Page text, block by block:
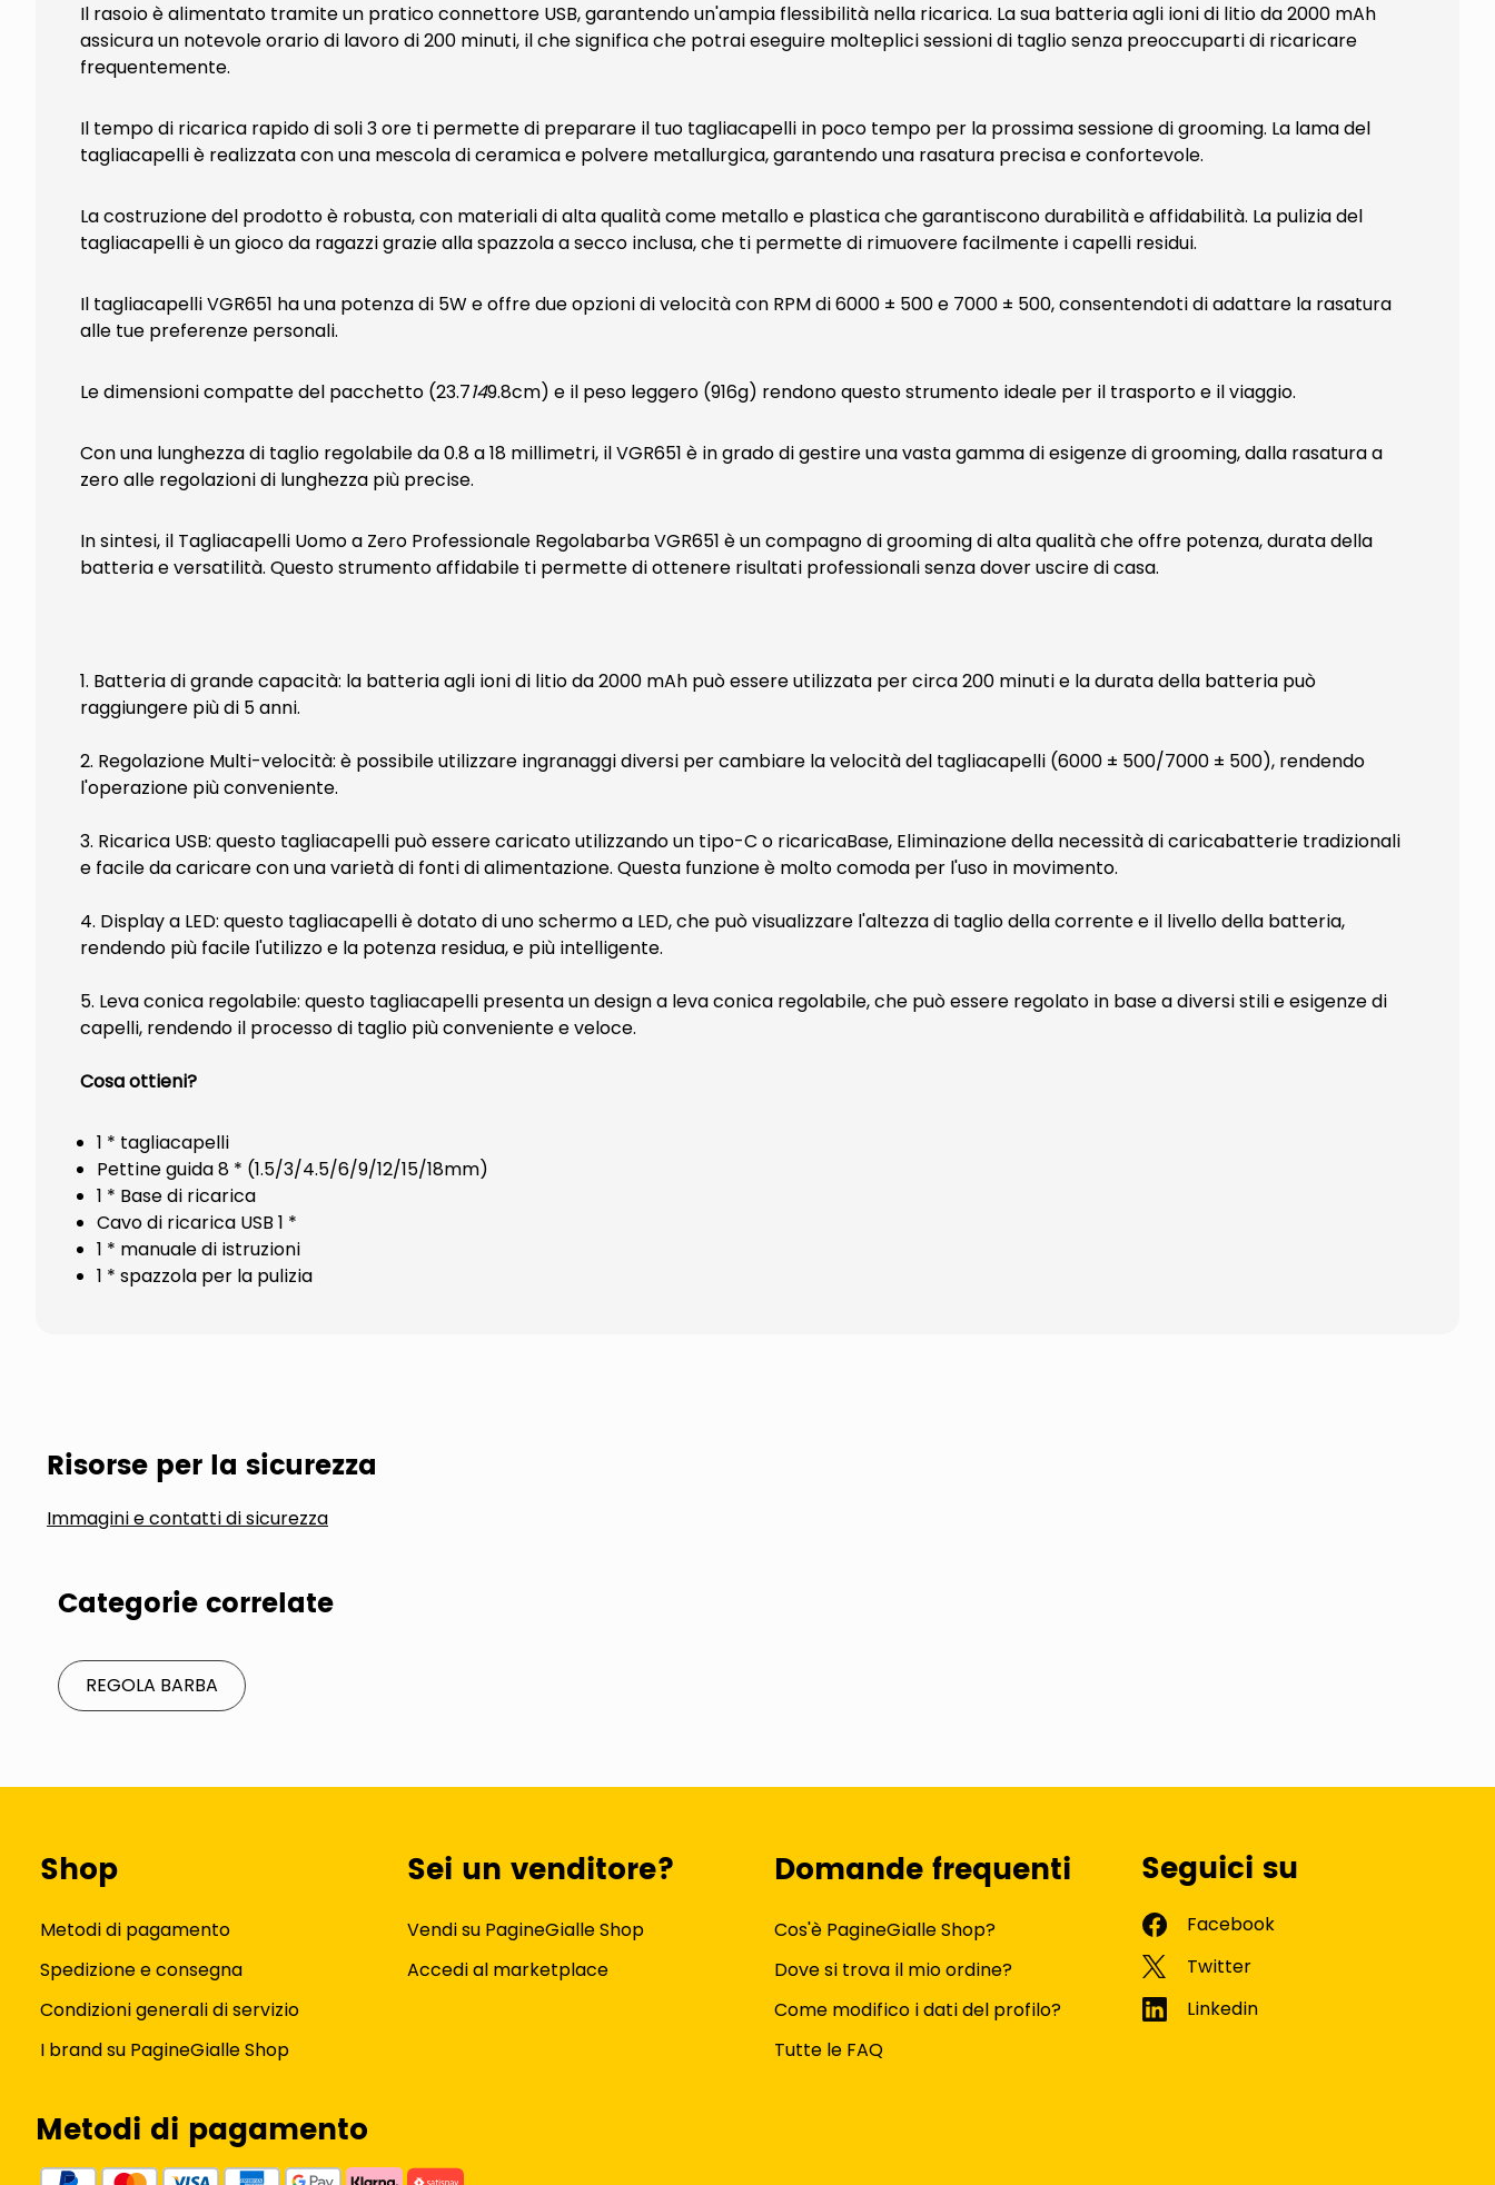
Il rasoio è alimentato tramite un pratico connettore USB, garantendo un'ampia flessibilità nella ricarica. La sua batteria agli ioni di litio da 2000 mAh
assicura un notevole orario di lavoro di 200 minuti, il che significa che potrai eseguire molteplici sessioni di taglio senza preoccuparti di ricaricare
frequentemente.
Il tempo di ricarica rapido di soli 3 ore ti permette di preparare il tuo tagliacapelli in poco tempo per la prossima sessione di grooming. La lama del
tagliacapelli è realizzata con una mescola di ceramica e polvere metallurgica, garantendo una rasatura precisa e confortevole.
La costruzione del prodotto è robusta, con materiali di alta qualità come metallo e plastica che garantiscono durabilità e affidabilità. La pulizia del
tagliacapelli è un gioco da ragazzi grazie alla spazzola a secco inclusa, che ti permette di rimuovere facilmente i capelli residui.
Il tagliacapelli VGR651 ha una potenza di 5W e offre due opzioni di velocità con RPM di 6000 ± 500 e 7000 ± 500, consentendoti di adattare la rasatura
alle tue preferenze personali.
Le dimensioni compatte del pacchetto (23.7149.8cm) e il peso leggero (916g) rendono questo strumento ideale per il trasporto e il viaggio.
Con una lunghezza di taglio regolabile da 0.8 a 18 millimetri, il VGR651 è in grado di gestire una vasta gamma di esigenze di grooming, dalla rasatura a
zero alle regolazioni di lunghezza più precise.
In sintesi, il Tagliacapelli Uomo a Zero Professionale Regolabarba VGR651 è un compagno di grooming di alta qualità che offre potenza, durata della
batteria e versatilità. Questo strumento affidabile ti permette di ottenere risultati professionali senza dover uscire di casa.
1. Batteria di grande capacità: la batteria agli ioni di litio da 2000 mAh può essere utilizzata per circa 200 minuti e la durata della batteria può
raggiungere più di 5 anni.
2. Regolazione Multi-velocità: è possibile utilizzare ingranaggi diversi per cambiare la velocità del tagliacapelli (6000 ± 500/7000 ± 500), rendendo
l'operazione più conveniente.
3. Ricarica USB: questo tagliacapelli può essere caricato utilizzando un tipo-C o ricaricaBase, Eliminazione della necessità di caricabatterie tradizionali
e facile da caricare con una varietà di fonti di alimentazione. Questa funzione è molto comoda per l'uso in movimento.
4. Display a LED: questo tagliacapelli è dotato di uno schermo a LED, che può visualizzare l'altezza di taglio della corrente e il livello della batteria,
rendendo più facile l'utilizzo e la potenza residua, e più intelligente.
5. Leva conica regolabile: questo tagliacapelli presenta un design a leva conica regolabile, che può essere regolato in base a diversi stili e esigenze di
capelli, rendendo il processo di taglio più conveniente e veloce.
Cosa ottieni?
1 * tagliacapelli
Pettine guida 8 * (1.5/3/4.5/6/9/12/15/18mm)
1 * Base di ricarica
Cavo di ricarica USB 1 *
1 * manuale di istruzioni
1 * spazzola per la pulizia
Risorse per la sicurezza
Immagini e contatti di sicurezza
Categorie correlate
REGOLA BARBA
Shop
Metodi di pagamento
Spedizione e consegna
Condizioni generali di servizio
I brand su PagineGialle Shop
Sei un venditore?
Vendi su PagineGialle Shop
Accedi al marketplace
Domande frequenti
Cos'è PagineGialle Shop?
Dove si trova il mio ordine?
Come modifico i dati del profilo?
Tutte le FAQ
Seguici su
Metodi di pagamento